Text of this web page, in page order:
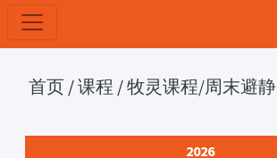
首页 /课程 /牧灵课程/周末避静
2026